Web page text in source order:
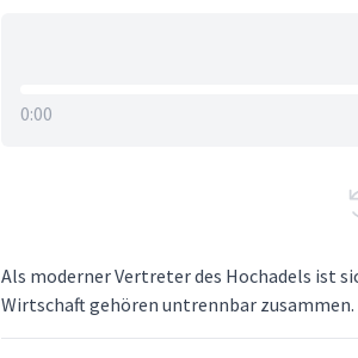
0:00
Als moderner Vertreter des Hochadels ist
Wirtschaft gehören untrennbar zusammen.